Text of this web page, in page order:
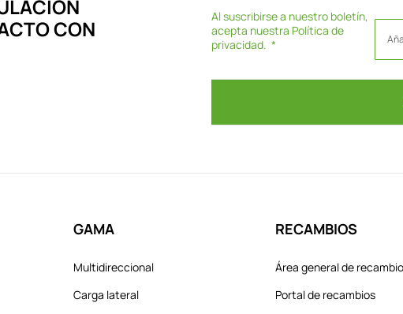
CON
Al suscribirse a nuestro boletín,
acepta nuestra Política de
privacidad.
GAMA
Multidireccional
Carga lateral
RECAMBIOS
Área general de
Portal de recambios